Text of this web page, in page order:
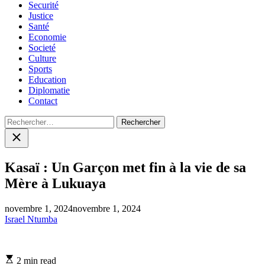
Securité
Justice
Santé
Economie
Societé
Culture
Sports
Education
Diplomatie
Contact
Rechercher :
Close
search
Kasaï : Un Garçon met fin à la vie de sa
Mère à Lukuaya
novembre 1, 2024novembre 1, 2024
Israel Ntumba
Estimated
2 min read